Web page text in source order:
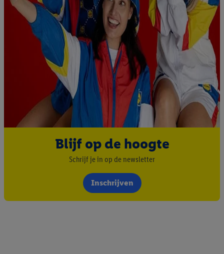
Blijf op de hoogte
Schrijf je in op de newsletter
Inschrijven